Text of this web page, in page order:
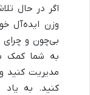
اگر در حال
وزن ایده‌آل
بی‌چون و چرای
به شما کمک
مدیریت کنید
کنید. به